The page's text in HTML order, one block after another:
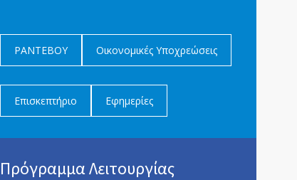
ΡΑΝΤΕΒΟΥ Οικονομικές Υποχρεώσεις
Επισκεπτήριο Εφημερίες
Πρόγραμμα Λειτουργίας